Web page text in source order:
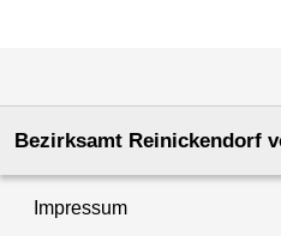
Bezirksamt Reinickendorf
Impressum